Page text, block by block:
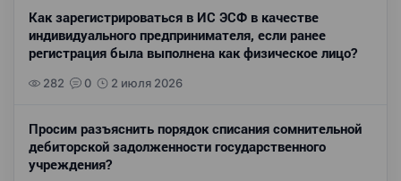
Как зарегистрироваться в ИС ЭСФ в качестве
индивидуального предпринимателя, если ранее
регистрация была выполнена как физическое лицо?
282 0 2 июля 2026
Просим разъяснить порядок списания сомнительной
дебиторской задолженности государственного
учреждения?